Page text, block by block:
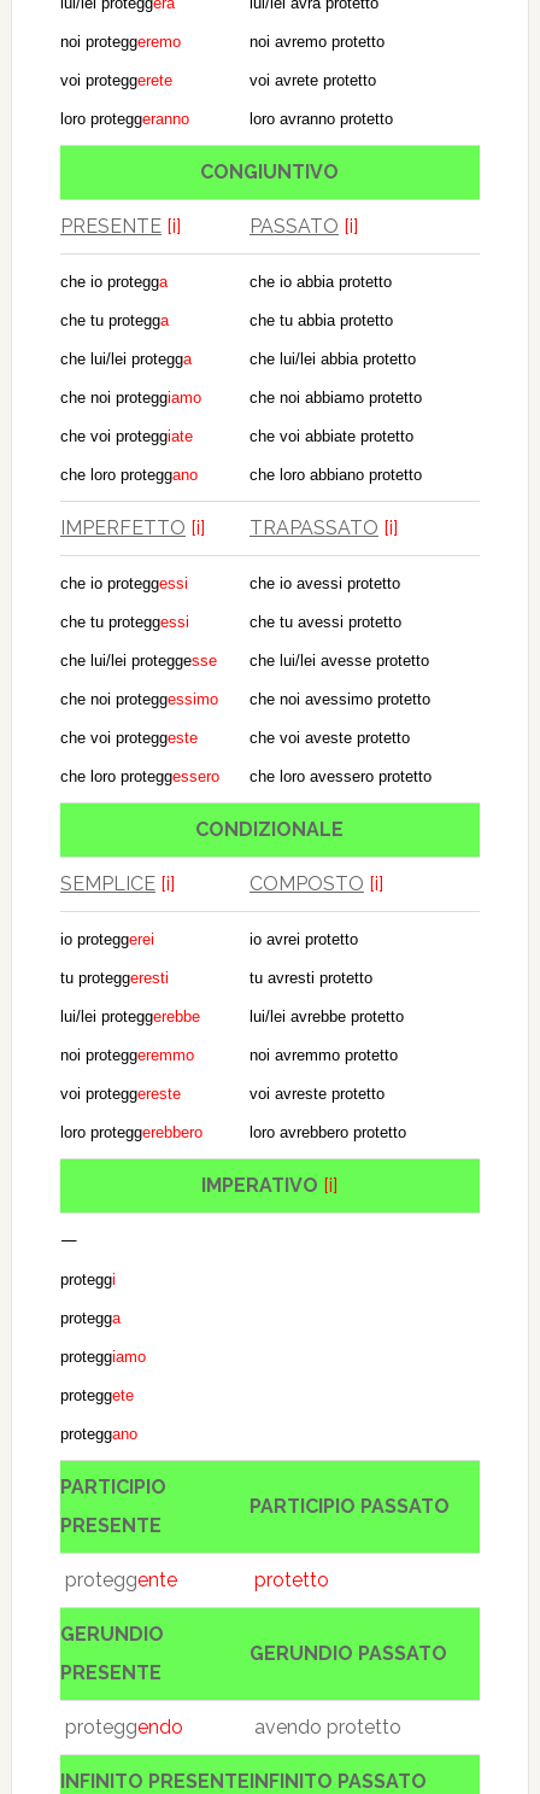
noi proteggeremo
voi proteggerete
loro proteggeranno
noi avremo protetto
voi avrete protetto
loro avranno protetto
CONGIUNTIVO
PRESENTE [i] PASSATO [i]
che io protegga
che tu protegga
che lui/lei protegga
che noi proteggiamo
che voi proteggiate
che loro proteggano
che io abbia protetto
che tu abbia protetto
che lui/lei abbia protetto
che noi abbiamo protetto
che voi abbiate protetto
che loro abbiano protetto
IMPERFETTO [i] TRAPASSATO [i]
che io proteggessi
che tu proteggessi
che lui/lei proteggesse
che noi proteggessimo
che voi proteggeste
che loro proteggessero
che io avessi protetto
che tu avessi protetto
che lui/lei avesse protetto
che noi avessimo protetto
che voi aveste protetto
che loro avessero protetto
CONDIZIONALE
SEMPLICE [i] COMPOSTO [i]
io proteggerei
tu proteggeresti
lui/lei proteggerebbe
noi proteggeremmo
voi proteggereste
loro proteggerebbero
io avrei protetto
tu avresti protetto
lui/lei avrebbe protetto
noi avremmo protetto
voi avreste protetto
loro avrebbero protetto
IMPERATIVO [i]
—
proteggi
protegga
proteggiamo
proteggete
proteggano
PARTICIPIO
PRESENTE
PARTICIPIO PASSATO
proteggente protetto
GERUNDIO
PRESENTE
GERUNDIO PASSATO
proteggendo avendo protetto
INFINITO PRESENTEINFINITO PASSATO